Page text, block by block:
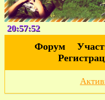
20:57:52
Форум